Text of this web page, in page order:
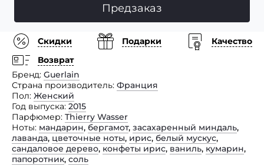
Предзаказ
Скидки Подарки
Качество
Возврат
Бренд Guerlain
Страна производитель Франция
Пол Женский
Год выпуска 2015
Парфюмер Thierry Wasser
Ноты мандарин, бергамот, засахаренный миндаль,
лаванда, цветочные ноты, ирис, белый мускус,
сандаловое дерево, конфеты ирис, ваниль, кумарин,
папоротник, соль